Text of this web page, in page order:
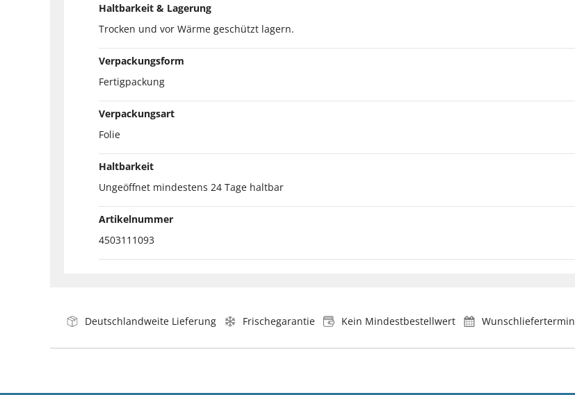
Haltbarkeit & Lagerung
Trocken und vor Wärme geschützt lagern.
Verpackungsform
Fertigpackung
Verpackungsart
Folie
Haltbarkeit
Ungeöffnet mindestens 24 Tage haltbar
Artikelnummer
4503111093
Deutschlandweite Lieferung Frischegarantie Kein Mindestbestellwert Wunschliefertermin